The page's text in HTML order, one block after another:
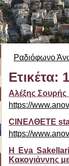
Ραδιόφωνο
Ετικέτα:
Αλέξης
https://
CINEΛΘΕΤΕ
https://
Η Eva
Κακογιάννης